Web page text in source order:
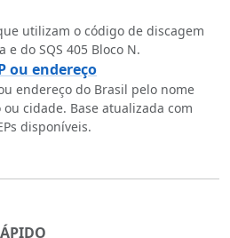
utilizam o código de discagem
e do SQS 405 Bloco N.
ou endereço
endereço do Brasil pelo nome
cidade. Base atualizada com
disponíveis.